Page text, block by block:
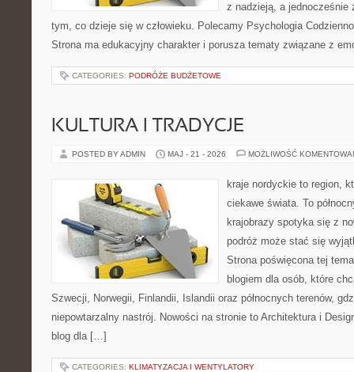
z nadzieją, a jednocześnie
tym, co dzieje się w człowieku. Polecamy Psychologia
Strona ma edukacyjny charakter i porusza tematy związane z
CATEGORIES: PODRÓŻE BUDŻETOWE
KULTURA I TRADYCJE
POSTED BY ADMIN MAJ - 21 - 2026 MOŻLIWOŚĆ
kraje nordyckie to region,
ciekawe świata. To
krajobrazy spotyka się z
podróż może stać się
Strona poświęcona tej
blogiem dla osób, które
Szwecji, Norwegii, Finlandii, Islandii oraz północnych terenów,
niepowtarzalny nastrój. Nowości na stronie to Architektura i
blog dla […]
CATEGORIES: KLIMATYZACJA I WENTYLATORY